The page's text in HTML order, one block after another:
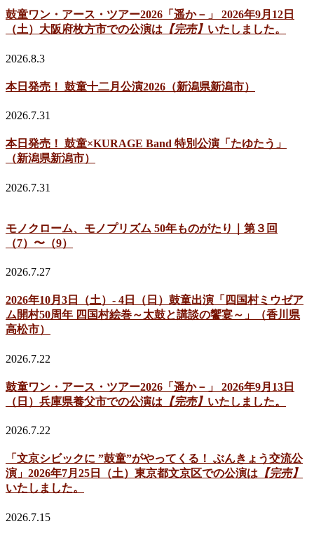
鼓童ワン・アース・ツアー2026「遥か－」 2026年9月12日
（土）大阪府枚方市での公演は 【完売】 いたしました。
2026.8.3
本日発売！ 鼓童十二月公演2026（新潟県新潟市）
2026.7.31
本日発売！ 鼓童×KURAGE Band 特別公演「たゆたう」
（新潟県新潟市）
2026.7.31
モノクローム、モノプリズム 50年ものがたり｜第３回
（7）〜（9）
2026.7.27
2026年10月3日（土）- 4日（日）鼓童出演「四国村ミウゼア
ム開村50周年 四国村絵巻～太鼓と講談の饗宴～」（香川県
高松市）
2026.7.22
鼓童ワン・アース・ツアー2026「遥か－」 2026年9月13日
（日）兵庫県養父市での公演は 【完売】 いたしました。
2026.7.22
「文京シビックに ”鼓童”がやってくる！ ぶんきょう交流公
演」2026年7月25日（土）東京都文京区での公演は 【完売】
いたしました。
2026.7.15